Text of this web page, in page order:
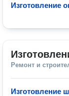
Изготовление
Ремонт и
Изготовление